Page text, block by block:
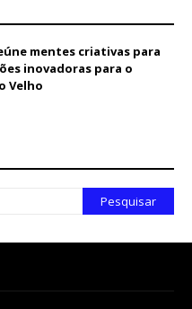
mentes criativas para
inovadoras para o
Velho